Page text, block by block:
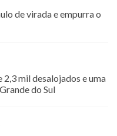
de virada e empurra o
2,3 mil desalojados e uma
do Sul